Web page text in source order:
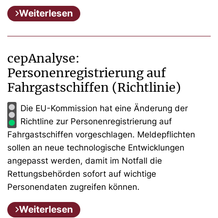
Weiterlesen
cepAnalyse:
Personenregistrierung auf
Fahrgastschiffen (Richtlinie)
Die EU-Kommission hat eine Änderung der
Richtline zur Personenregistrierung auf
Fahrgastschiffen vorgeschlagen. Meldepflichten
sollen an neue technologische Entwicklungen
angepasst werden, damit im Notfall die
Rettungsbehörden sofort auf wichtige
Personendaten zugreifen können.
Weiterlesen